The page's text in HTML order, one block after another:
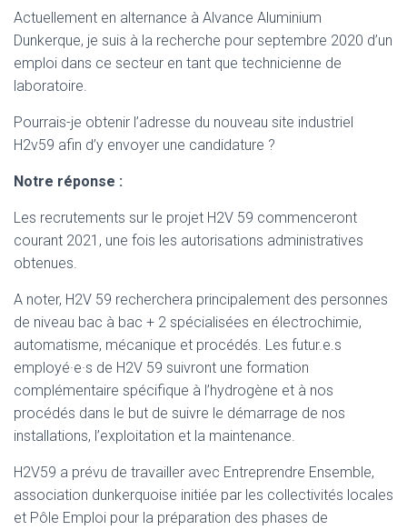
Actuellement en alternance à Alvance Aluminium
Dunkerque, je suis à la recherche pour septembre 2020 d’un
emploi dans ce secteur en tant que technicienne de
laboratoire.
Pourrais-je obtenir l’adresse du nouveau site industriel
H2v59 afin d’y envoyer une candidature ?
Notre réponse :
Les recrutements sur le projet H2V 59 commenceront
courant 2021, une fois les autorisations administratives
obtenues.
A noter, H2V 59 recherchera principalement des personnes
de niveau bac à bac + 2 spécialisées en électrochimie,
automatisme, mécanique et procédés. Les futur.e.s
employé·e·s de H2V 59 suivront une formation
complémentaire spécifique à l’hydrogène et à nos
procédés dans le but de suivre le démarrage de nos
installations, l’exploitation et la maintenance.
H2V59 a prévu de travailler avec Entreprendre Ensemble,
association dunkerquoise initiée par les collectivités locales
et Pôle Emploi pour la préparation des phases de